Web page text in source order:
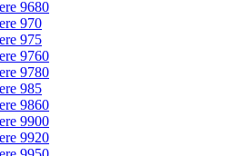
9680
970
975
9760
9780
985
9860
9900
9920